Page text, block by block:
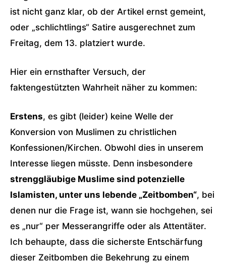
ist nicht ganz klar, ob der Artikel ernst gemeint,
oder „schlichtlings“ Satire ausgerechnet zum
Freitag, dem 13. platziert wurde.
Hier ein ernsthafter Versuch, der
faktengestützten Wahrheit näher zu kommen:
Erstens, es gibt (leider) keine Welle der
Konversion von Muslimen zu christlichen
Konfessionen/Kirchen. Obwohl dies in unserem
Interesse liegen müsste. Denn insbesondere
strenggläubige Muslime sind potenzielle
Islamisten, unter uns lebende „Zeitbomben“, bei
denen nur die Frage ist, wann sie hochgehen, sei
es „nur“ per Messerangriffe oder als Attentäter.
Ich behaupte, dass die sicherste Entschärfung
dieser Zeitbomben die Bekehrung zu einem